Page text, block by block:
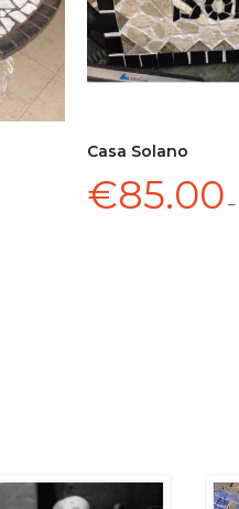
Casa Solano
€85.00 –